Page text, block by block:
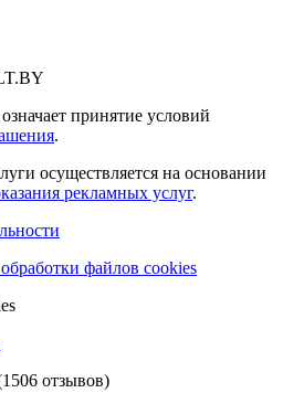
принятие условий
.
осуществляется на основании
рекламных услуг.
файлов cookies
1506 отзывов)